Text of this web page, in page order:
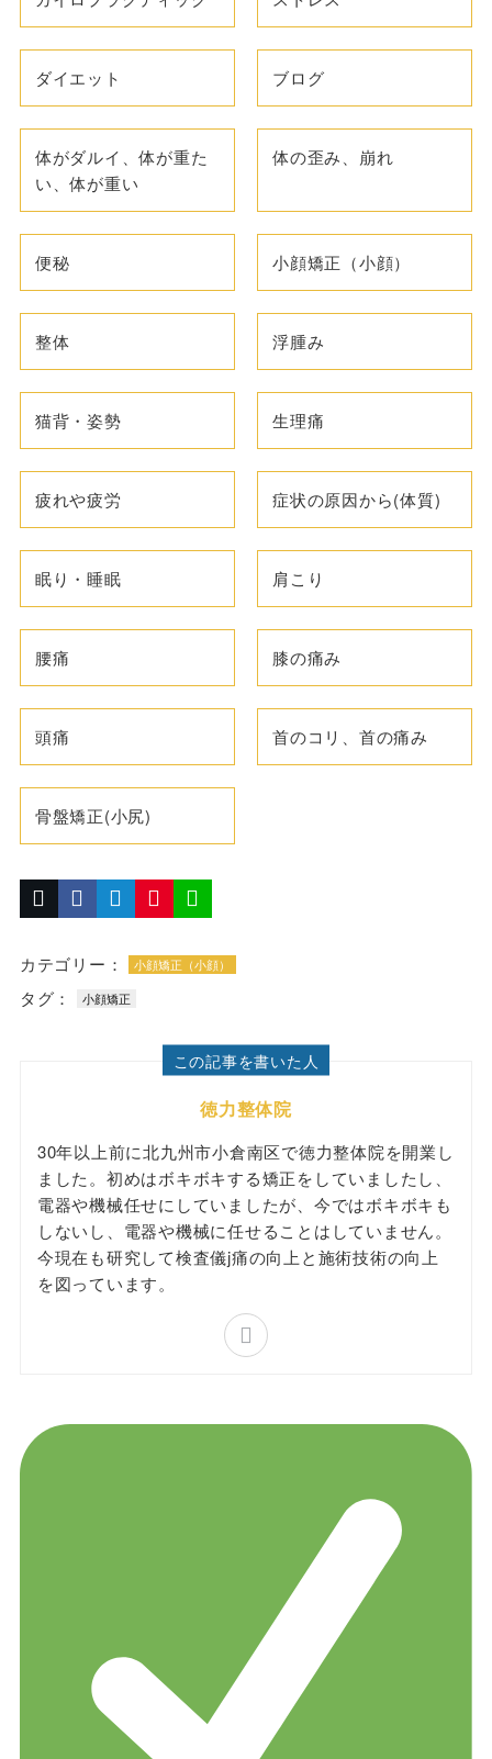
ダイエット ブログ
体がダルイ、体が重た
い、体が重い
体の歪み、崩れ
便秘 小顔矯正（小顔）
整体 浮腫み
猫背・姿勢 生理痛
疲れや疲労 症状の原因から(体質)
眠り・睡眠 肩こり
腰痛 膝の痛み
頭痛 首のコリ、首の痛み
骨盤矯正(小尻)
カテゴリー： 小顔矯正（小顔）
タグ： 小顔矯正
この記事を書いた人
徳力整体院
30年以上前に北九州市小倉南区で徳力整体院を開業し
ました。初めはボキボキする矯正をしていましたし、
電器や機械任せにしていましたが、今ではボキボキも
しないし、電器や機械に任せることはしていません。
今現在も研究して検査儀j痛の向上と施術技術の向上
を図っています。